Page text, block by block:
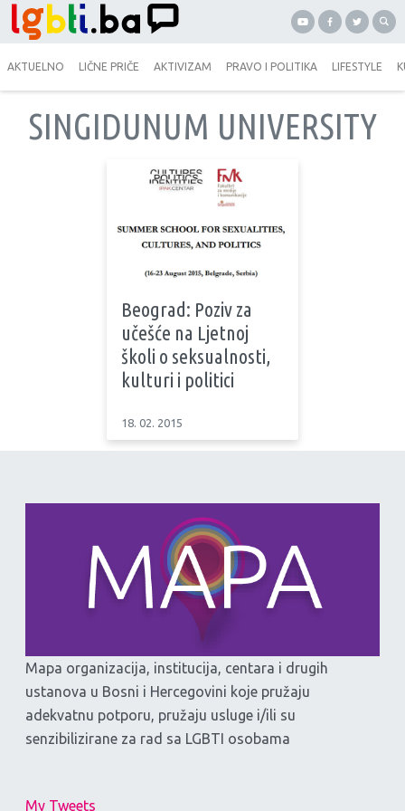
AKTUELNO LIČNE PRIČE AKTIVIZAM PRAVO I POLITIKA LIFESTYLE
SINGIDUNUM UNIVERSITY
Beograd: Poziv za
učešće na Ljetnoj
školi o seksualnosti,
kulturi i politici
18. 02. 2015
Mapa organizacija, institucija, centara i drugih
ustanova u Bosni i Hercegovini koje pružaju
adekvatnu potporu, pružaju usluge i/ili su
senzibilizirane za rad sa LGBTI osobama
My Tweets